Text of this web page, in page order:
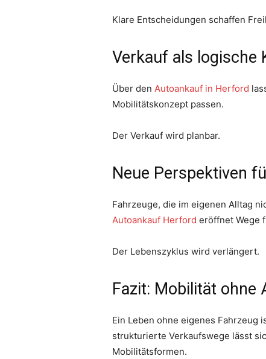
Klare Entscheidungen schaffen
Verkauf als logische
Über den Autoankauf in Herford
Mobilitätskonzept passen.
Der Verkauf wird planbar.
Neue Perspektiven
Fahrzeuge, die im eigenen Alltag
Autoankauf Herford eröffnet Wege
Der Lebenszyklus wird verlängert.
Fazit: Mobilität ohne
Ein Leben ohne eigenes Fahrzeug
strukturierte Verkaufswege lässt
Mobilitätsformen.